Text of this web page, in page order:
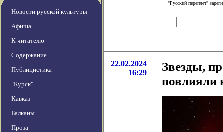
Новости русской культуры
Афиша
К читателю
Содержание
Публицистика
"Курск"
Кавказ
Балканы
Проза
"Русский переплет"
22.02.2024
16:29
Звезды,
повлияли